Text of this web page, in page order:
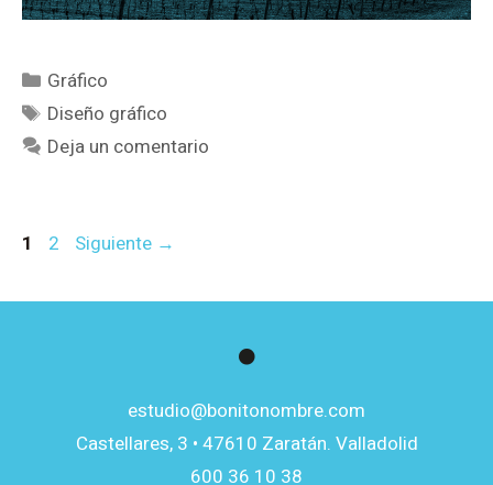
Gráfico
Diseño gráfico
Deja un comentario
1 2 Siguiente →
estudio@bonitonombre.com
Castellares, 3 • 47610 Zaratán. Valladolid
600 36 10 38